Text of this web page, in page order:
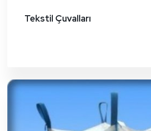
Tekstil Çuvalları